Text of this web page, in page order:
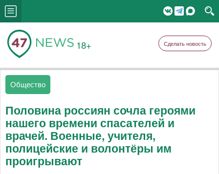
18+ Сделать новость
Общество
Половина россиян сочла героями
нашего времени спасателей и
врачей. Военные, учителя,
полицейские и волонтёры им
проигрывают